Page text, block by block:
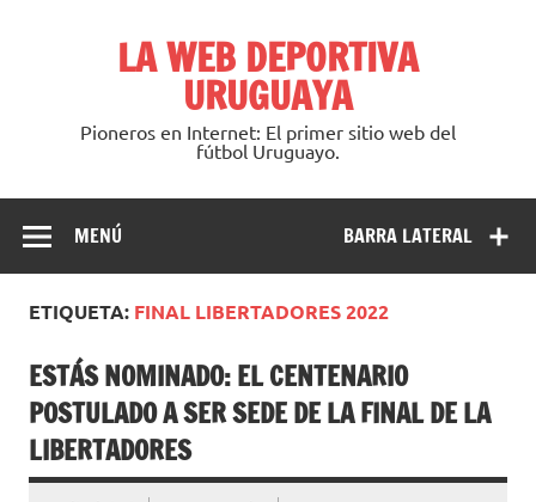
LA WEB DEPORTIVA
URUGUAYA
Pioneros en Internet: El primer sitio web del
fútbol Uruguayo.
BARRA LATERAL
MENÚ
ETIQUETA: FINAL LIBERTADORES 2022
ESTÁS NOMINADO: EL CENTENARIO
POSTULADO A SER SEDE DE LA FINAL DE LA
LIBERTADORES